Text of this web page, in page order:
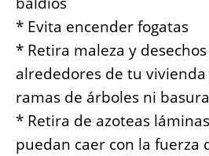
* Evita encender fogatas
* Retira maleza y
alrededores de tu
ramas de árboles ni
* Retira de azoteas
puedan caer con la fuerza